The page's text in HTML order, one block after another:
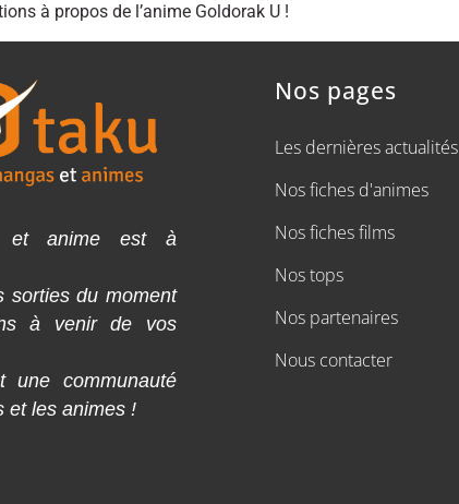
à propos de l’anime Goldorak U !
et anime est à
sorties du moment
à venir de vos
une communauté
et les animes !
Nos pages
Les dernières actualités
Nos fiches d'animes
Nos fiches films
Nos tops
Nos partenaires
Nous contacter